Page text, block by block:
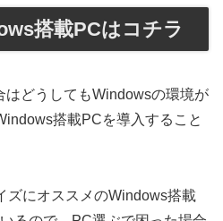
搭載PCはコチラ
はどうしてもWindowsの環境が
搭載PCを導入すること
ズにオススメのWindows搭載